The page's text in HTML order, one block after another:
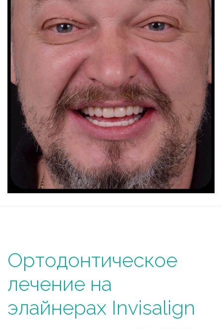
Ортодонтическое
лечение на
элайнерах Invisalign